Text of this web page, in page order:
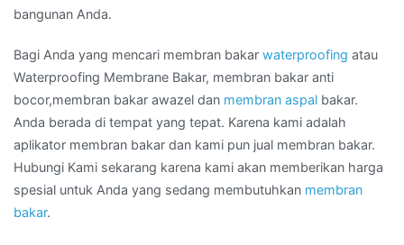
bangunan Anda.
Bagi Anda yang mencari membran bakar waterproofing atau
Waterproofing Membrane Bakar, membran bakar anti
bocor,membran bakar awazel dan membran aspal bakar.
Anda berada di tempat yang tepat. Karena kami adalah
aplikator membran bakar dan kami pun jual membran bakar.
Hubungi Kami sekarang karena kami akan memberikan harga
spesial untuk Anda yang sedang membutuhkan membran
bakar.